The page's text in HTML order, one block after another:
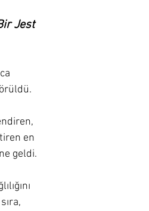
Jest
en
geldi.